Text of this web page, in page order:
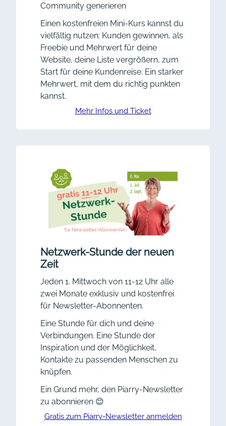
Community generieren
Einen kostenfreien Mini-Kurs kannst du
vielfältig nutzen: Kunden gewinnen, als
Freebie und Mehrwert für deine
Website, deine Liste vergrößern, zum
Start für deine Kundenreise. Ein starker
Mehrwert, mit dem du richtig punkten
kannst.
Mehr Infos und Ticket
Netzwerk-Stunde der neuen
Zeit
Jeden 1. Mittwoch von 11-12 Uhr alle
zwei Monate exklusiv und kostenfrei
für Newsletter-Abonnenten.
Eine Stunde für dich und deine
Verbindungen. Eine Stunde der
Inspiration und der Möglichkeit,
Kontakte zu passenden Menschen zu
knüpfen.
Ein Grund mehr, den Piarry-Newsletter
zu abonnieren 😊
Gratis zum Piarry-Newsletter anmelden